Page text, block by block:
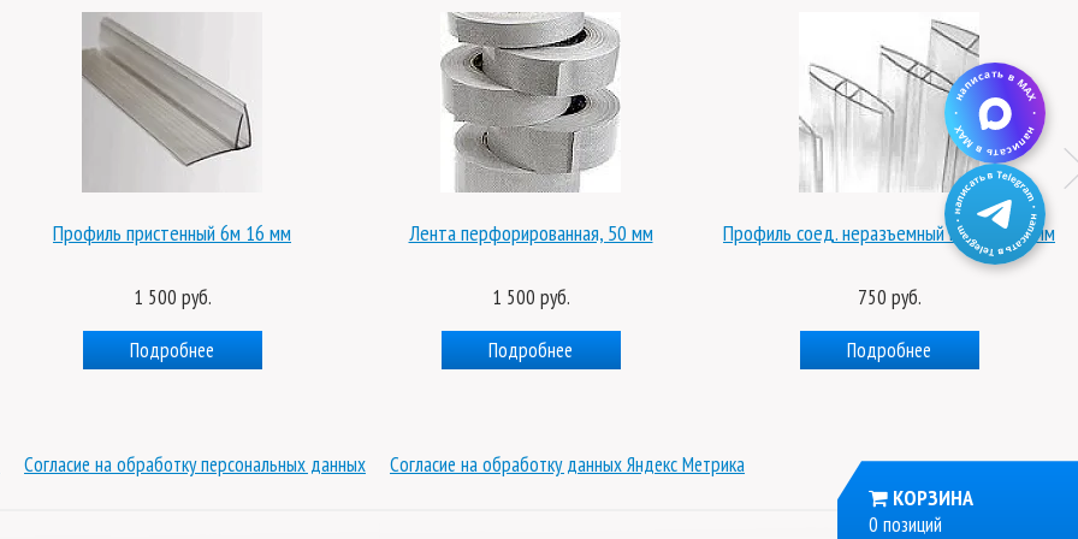
Профиль пристенный 6м 16 мм
1 500 руб.
Подробнее
Лента перфорированная, 50 мм
1 500 руб.
Подробнее
Профиль соед. неразъемный HP 6м - 10 мм
750 руб.
Подробнее
Согласие на обработку персональных данных Согласие на обработку данных Яндекс Метрика
КОРЗИНА
0 позиций